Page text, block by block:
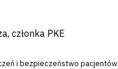
członka PKE
i bezpieczeństwo pacjentów